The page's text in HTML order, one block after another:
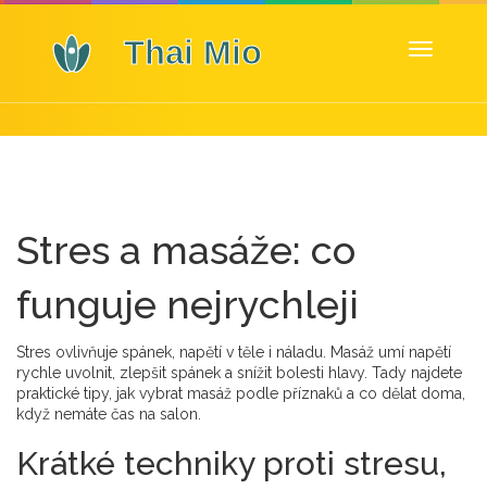
Zobrazit
Stres a masáže: co
funguje nejrychleji
Stres ovlivňuje spánek, napětí v těle i náladu. Masáž umí napětí
rychle uvolnit, zlepšit spánek a snížit bolesti hlavy. Tady najdete
praktické tipy, jak vybrat masáž podle příznaků a co dělat doma,
když nemáte čas na salon.
Krátké techniky proti stresu,